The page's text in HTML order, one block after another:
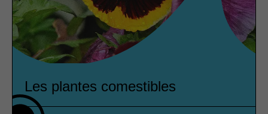
Les plantes comestibles